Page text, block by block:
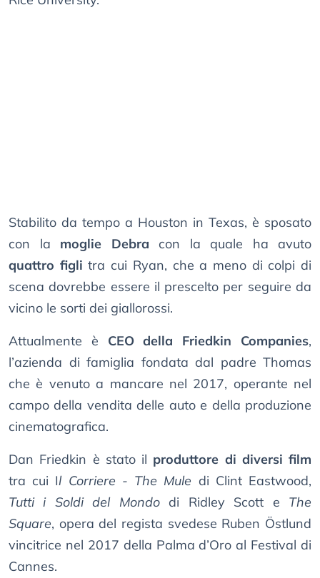
Stabilito da tempo a Houston in Texas, è sposato
con la moglie Debra con la quale ha avuto
quattro figli tra cui Ryan, che a meno di colpi di
scena dovrebbe essere il prescelto per seguire da
vicino le sorti dei giallorossi.
Attualmente è CEO della Friedkin Companies,
l’azienda di famiglia fondata dal padre Thomas
che è venuto a mancare nel 2017, operante nel
campo della vendita delle auto e della produzione
cinematografica.
Dan Friedkin è stato il produttore di diversi film
tra cui Il Corriere - The Mule di Clint Eastwood,
Tutti i Soldi del Mondodi Ridley Scott e The
Square, opera del regista svedese Ruben Östlund
vincitrice nel 2017 della Palma d’Oro al Festival di
Cannes.